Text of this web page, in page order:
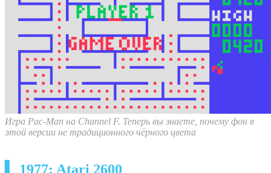
Игра Pac-Man на Channel F. Теперь вы знаете, почему фон в
этой версии не традиционного чёрного цвета
▍ 1977: Atari 2600